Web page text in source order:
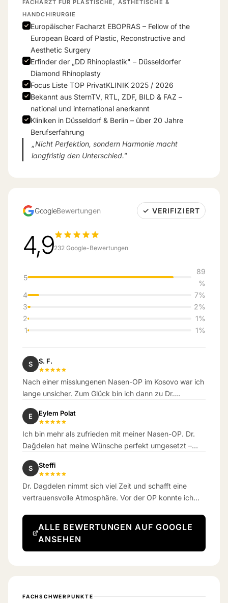
FACHARZT FÜR PLASTISCHE, ÄSTHETISCHE &
HANDCHIRURGIE
Europäischer Facharzt EBOPRAS – Fellow of the
European Board of Plastic, Reconstructive and
Aesthetic Surgery
Erfinder der „DD Rhinoplastik" – Düsseldorfer
Diamond Rhinoplasty
Focus Liste TOP PrivatKLINIK 2025 / 2026
Bekannt aus SternTV, RTL, ZDF, BILD & FAZ –
national und international anerkannt
Kliniken in Düsseldorf & Berlin – über 20 Jahre
Berufserfahrung
„Nicht Perfektion, sondern Harmonie macht
langfristig den Unterschied."
GoogleBewertungen ✓ VERIFIZIERT
4,9232 Google-Bewertungen
5
89
%
4
7%
3
2%
2
1%
1
1%
S S. F.
Nach einer misslungenen Nasen-OP im Kosovo war ich
lange unsicher. Zum Glück bin ich dann zu Dr.
Erwartungen übertroffen.
E Eylem Polat
Ich bin mehr als zufrieden mit meiner Nasen-OP. Dr.
Dağdelen hat meine Wünsche perfekt umgesetzt –
S Steffi
Dr. Dagdelen nimmt sich viel Zeit und schafft eine
vertrauensvolle Atmosphäre. Vor der OP konnte ich
bekomme ich richtig gut Luft.
ALLE BEWERTUNGEN AUF GOOGLE
ANSEHEN
FACHSCHWERPUNKTE